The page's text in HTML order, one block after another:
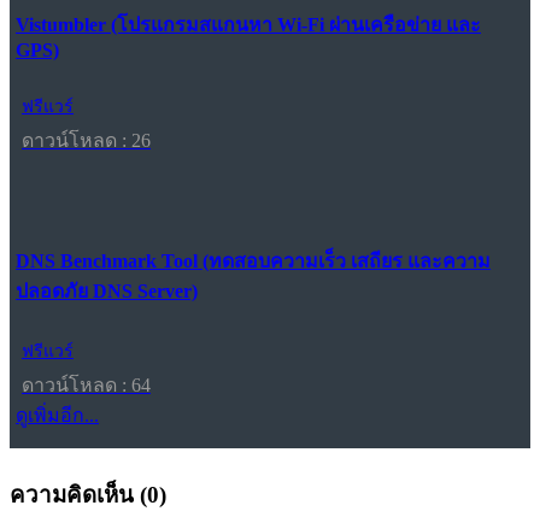
Vistumbler (โปรแกรมสแกนหา Wi-Fi ผ่านเครือข่าย และ
GPS)
ฟรีแวร์
ดาวน์โหลด : 26
DNS Benchmark Tool (ทดสอบความเร็ว เสถียร และความ
ปลอดภัย DNS Server)
ฟรีแวร์
ดาวน์โหลด : 64
ดูเพิ่มอีก...
ความคิดเห็น (0)